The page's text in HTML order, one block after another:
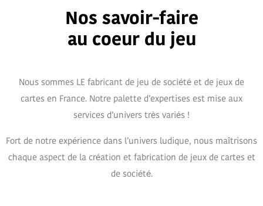
Nos savoir-faire
au coeur du jeu
Nous sommes LE fabricant de jeu de société et de jeux de
cartes en France. Notre palette d’expertises est mise aux
services d’univers très variés !
Fort de notre expérience dans l’univers ludique, nous maîtrisons
chaque aspect de la création et fabrication de jeux de cartes et
de société.